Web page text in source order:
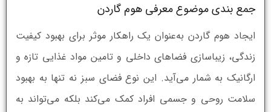
جمع بندی موضوع معرفی هوم گاردن
ایجاد هوم گاردن به‌عنوان یک راهکار موثر برای بهبود کیفیت
زندگی، زیباسازی فضاهای داخلی و تامین مواد غذایی تازه و
ارگانیک به شمار می‌آید. این نوع فضای سبز نه تنها به بهبود
سلامت روحی و جسمی افراد کمک می‌کند بلکه می‌تواند به